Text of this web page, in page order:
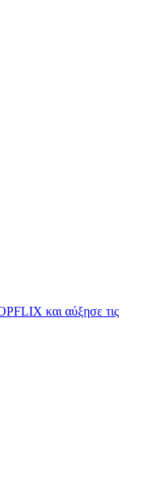
και αύξησε τις